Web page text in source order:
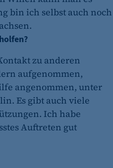
bin ich selbst auch noch
zu anderen
aufgenommen,
angenommen, unter
Es gibt auch viele
Ich habe
Auftreten gut